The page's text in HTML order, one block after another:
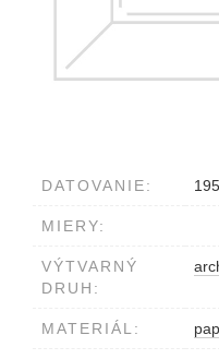
DATOVANIE:
MIERY:
VÝTVARNÝ
DRUH:
MATERIÁL: